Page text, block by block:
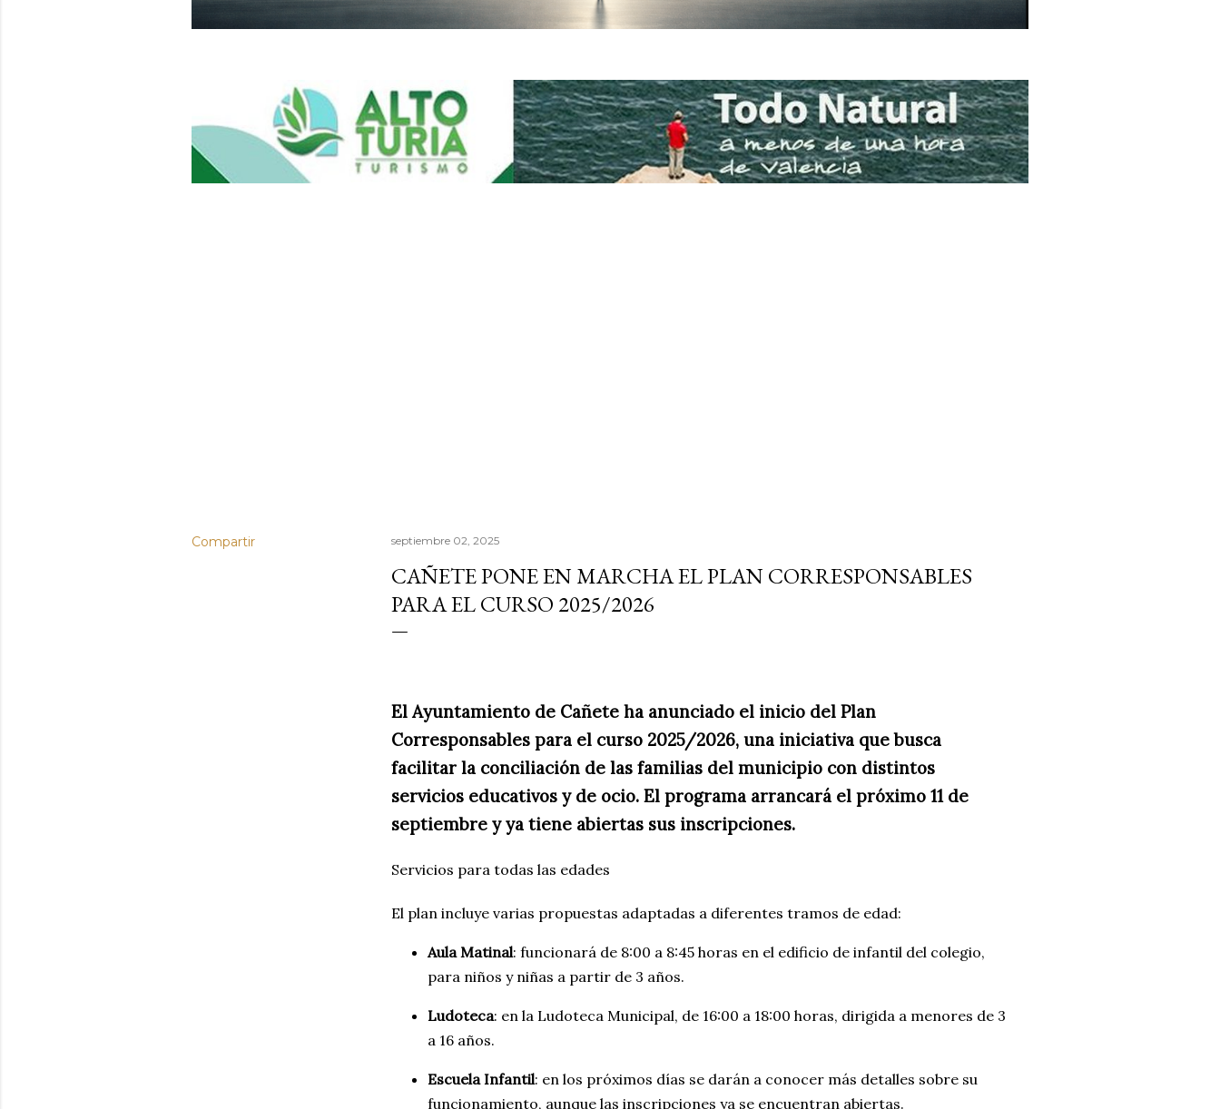
Compartir septiembre 02, 2025
CAÑETE PONE EN MARCHA EL PLAN CORRESPONSABLES
PARA EL CURSO 2025/2026
El Ayuntamiento de Cañete ha anunciado el inicio del Plan
Corresponsables para el curso 2025/2026, una iniciativa que busca
facilitar la conciliación de las familias del municipio con distintos
servicios educativos y de ocio. El programa arrancará el próximo 11 de
septiembre y ya tiene abiertas sus inscripciones.
Servicios para todas las edades
El plan incluye varias propuestas adaptadas a diferentes tramos de edad:
Aula Matinal: funcionará de 8:00 a 8:45 horas en el edificio de infantil del colegio,
para niños y niñas a partir de 3 años.
Ludoteca: en la Ludoteca Municipal, de 16:00 a 18:00 horas, dirigida a menores de 3
a 16 años.
Escuela Infantil: en los próximos días se darán a conocer más detalles sobre su
funcionamiento, aunque las inscripciones ya se encuentran abiertas.